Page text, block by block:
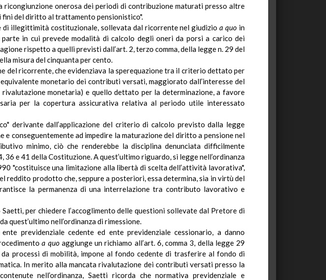
onerosa dei periodi di contribuzione maturati presso altre
del diritto al trattamento pensionistico".
di illegittimità costituzionale, sollevata dal ricorrente nel giudizio a quo in
in cui prevede modalità di calcolo degli oneri da porsi a carico dei
rispetto a quelli previsti dall’art. 2, terzo comma, della legge n. 29 del
misura del cinquanta per cento.
del ricorrente, che evidenziava la sperequazione tra il criterio dettato per
monetario dei contributi versati, maggiorato dall’interesse del
monetaria) e quello dettato per la determinazione, a favore
per la copertura assicurativa relativa al periodo utile interessato
derivante dall’applicazione del criterio di calcolo previsto dalla legge
e conseguentemente ad impedire la maturazione del diritto a pensione nel
minimo, ciò che renderebbe la disciplina denunciata difficilmente
e 41 della Costituzione. A quest’ultimo riguardo, si legge nell’ordinanza
"costituisce una limitazione alla libertà di scelta dell’attività lavorativa",
reddito prodotto che, seppure a posteriori, essa determina, sia in virtù del
la permanenza di una interrelazione tra contributo lavorativo e
per chiedere l’accoglimento delle questioni sollevate dal Pretore di
quest’ultimo nell’ordinanza di rimessione.
previdenziale cedente ed ente previdenziale cessionario, a danno
a quoaggiunge un richiamo all’art. 6, comma 3, della legge 29
processi di mobilità, impone al fondo cedente di trasferire al fondo di
In merito alla mancata rivalutazione dei contributi versati presso la
nell’ordinanza, Saetti ricorda che normativa previdenziale e